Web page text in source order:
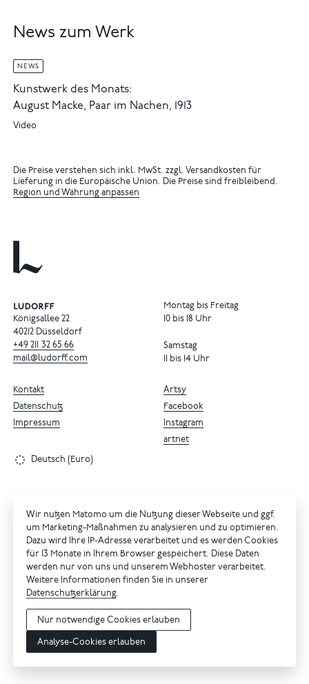
News zum Werk
NEWS
Kunstwerk des Monats:
August Macke, Paar im Nachen, 1913
Video
Die Preise verstehen sich inkl. MwSt. zzgl. Versandkosten für
Lieferung in die Europäische Union. Die Preise sind freibleibend.
Region und Währung anpassen
Königsallee 22
40212 Düsseldorf
+49 211 32 65 66
mail@ludorff.com
Montag bis Freitag
10 bis 18 Uhr
Samstag
11 bis 14 Uhr
Artsy
Facebook
Instagram
artnet
Kontakt
Datenschutz
Impressum
Deutsch (Euro)
Wir nutzen Matomo um die Nutzung dieser Webseite und ggf.
um Marketing-Maßnahmen zu analysieren und zu optimieren.
Dazu wird Ihre IP-Adresse verarbeitet und es werden Cookies
für 13 Monate in Ihrem Browser gespeichert. Diese Daten
werden nur von uns und unserem Webhoster verarbeitet.
Weitere Informationen finden Sie in unserer
Datenschutzerklärung.
Nur notwendige Cookies erlauben
Analyse-Cookies erlauben